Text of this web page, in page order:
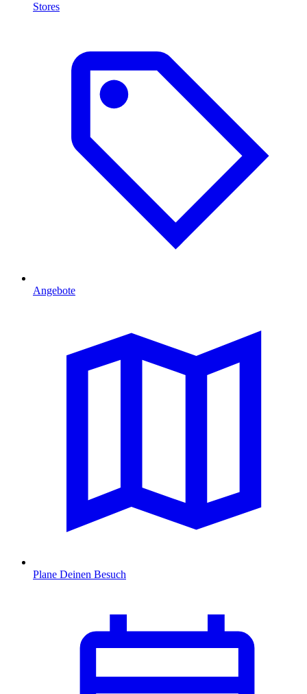
Stores
Angebote
Plane Deinen Besuch